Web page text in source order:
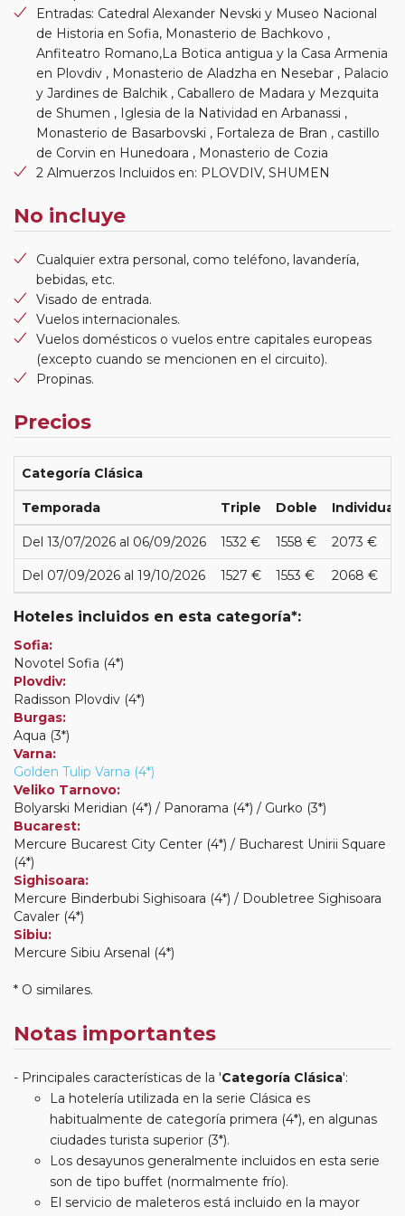
Entradas: Catedral Alexander Nevski y Museo Nacional
de Historia en Sofia, Monasterio de Bachkovo ,
Anfiteatro Romano,La Botica antigua y la Casa Armenia
en Plovdiv , Monasterio de Aladzha en Nesebar , Palacio
y Jardines de Balchik , Caballero de Madara y Mezquita
de Shumen , Iglesia de la Natividad en Arbanassi ,
Monasterio de Basarbovski , Fortaleza de Bran , castillo
de Corvin en Hunedoara , Monasterio de Cozia
2 Almuerzos Incluidos en: PLOVDIV, SHUMEN
No incluye
Cualquier extra personal, como teléfono, lavandería,
bebidas, etc.
Visado de entrada.
Vuelos internacionales.
Vuelos domésticos o vuelos entre capitales europeas
(excepto cuando se mencionen en el circuito).
Propinas.
Precios
Categoría Clásica
Temporada Triple Doble Individual
Del 13/07/2026 al 06/09/2026 1532 € 1558 € 2073 €
Del 07/09/2026 al 19/10/2026 1527 € 1553 € 2068 €
Hoteles incluidos en esta categoría*:
Sofia:
Novotel Sofia (4*)
Plovdiv:
Radisson Plovdiv (4*)
Burgas:
Aqua (3*)
Varna:
Golden Tulip Varna (4*)
Veliko Tarnovo:
Bolyarski Meridian (4*) / Panorama (4*) / Gurko (3*)
Bucarest:
Mercure Bucarest City Center (4*) / Bucharest Unirii Square
(4*)
Sighisoara:
Mercure Binderbubi Sighisoara (4*) / Doubletree Sighisoara
Cavaler (4*)
Sibiu:
Mercure Sibiu Arsenal (4*)
* O similares.
Notas importantes
Principales características de la 'Categoría Clásica':
La hotelería utilizada en la serie Clásica es
habitualmente de categoría primera (4*), en algunas
ciudades turista superior (3*).
Los desayunos generalmente incluidos en esta serie
son de tipo buffet (normalmente frío).
El servicio de maleteros está incluido en la mayor